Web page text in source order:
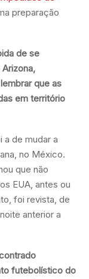
preparação
de se
que as
em território
de mudar a
no México.
que não
EUA, antes ou
foi revista, de
anterior a
futebolístico do